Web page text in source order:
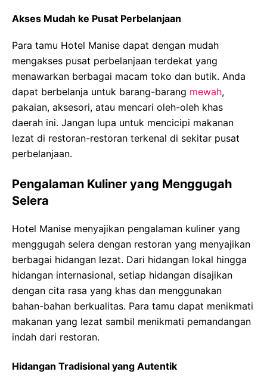
Akses Mudah ke Pusat Perbelanjaan
Para tamu Hotel Manise dapat dengan mudah
mengakses pusat perbelanjaan terdekat yang
menawarkan berbagai macam toko dan butik. Anda
dapat berbelanja untuk barang-barang mewah,
pakaian, aksesori, atau mencari oleh-oleh khas
daerah ini. Jangan lupa untuk mencicipi makanan
lezat di restoran-restoran terkenal di sekitar pusat
perbelanjaan.
Pengalaman Kuliner yang Menggugah
Selera
Hotel Manise menyajikan pengalaman kuliner yang
menggugah selera dengan restoran yang menyajikan
berbagai hidangan lezat. Dari hidangan lokal hingga
hidangan internasional, setiap hidangan disajikan
dengan cita rasa yang khas dan menggunakan
bahan-bahan berkualitas. Para tamu dapat menikmati
makanan yang lezat sambil menikmati pemandangan
indah dari restoran.
Hidangan Tradisional yang Autentik